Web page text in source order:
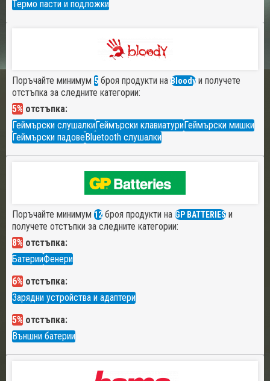
Термо пасти и подложки
Поръчайте минимум 5 броя продукти на Bloody и получете
отстъпка за следните категории:
5% отстъпка:
Геймърски слушалкиГеймърски клавиатуриГеймърски мишки
Геймърски падовеBluetooth слушалки
Поръчайте минимум 12 броя продукти на GP BATTERIES и
получете отстъпки за следните категории:
8% отстъпка:
БатерииФенери
6% отстъпка:
Зарядни устройства и адаптери
5% отстъпка:
Външни батерии